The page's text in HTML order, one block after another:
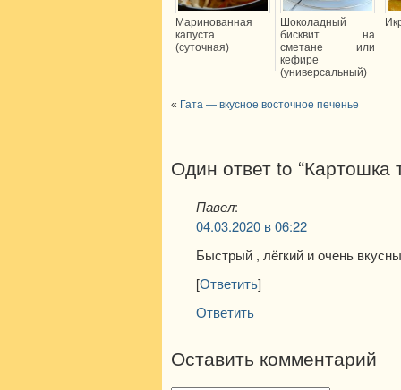
Маринованная
капуста
(суточная)
Шоколадный
бисквит на
сметане или
кефире
(универсальный)
« Гата — вкусное восточное печенье
Один ответ to “Картошка
Павел:
04.03.2020 в 06:22
Быстрый , лёгкий и очень
[Ответить]
Ответить
Оставить комментарий